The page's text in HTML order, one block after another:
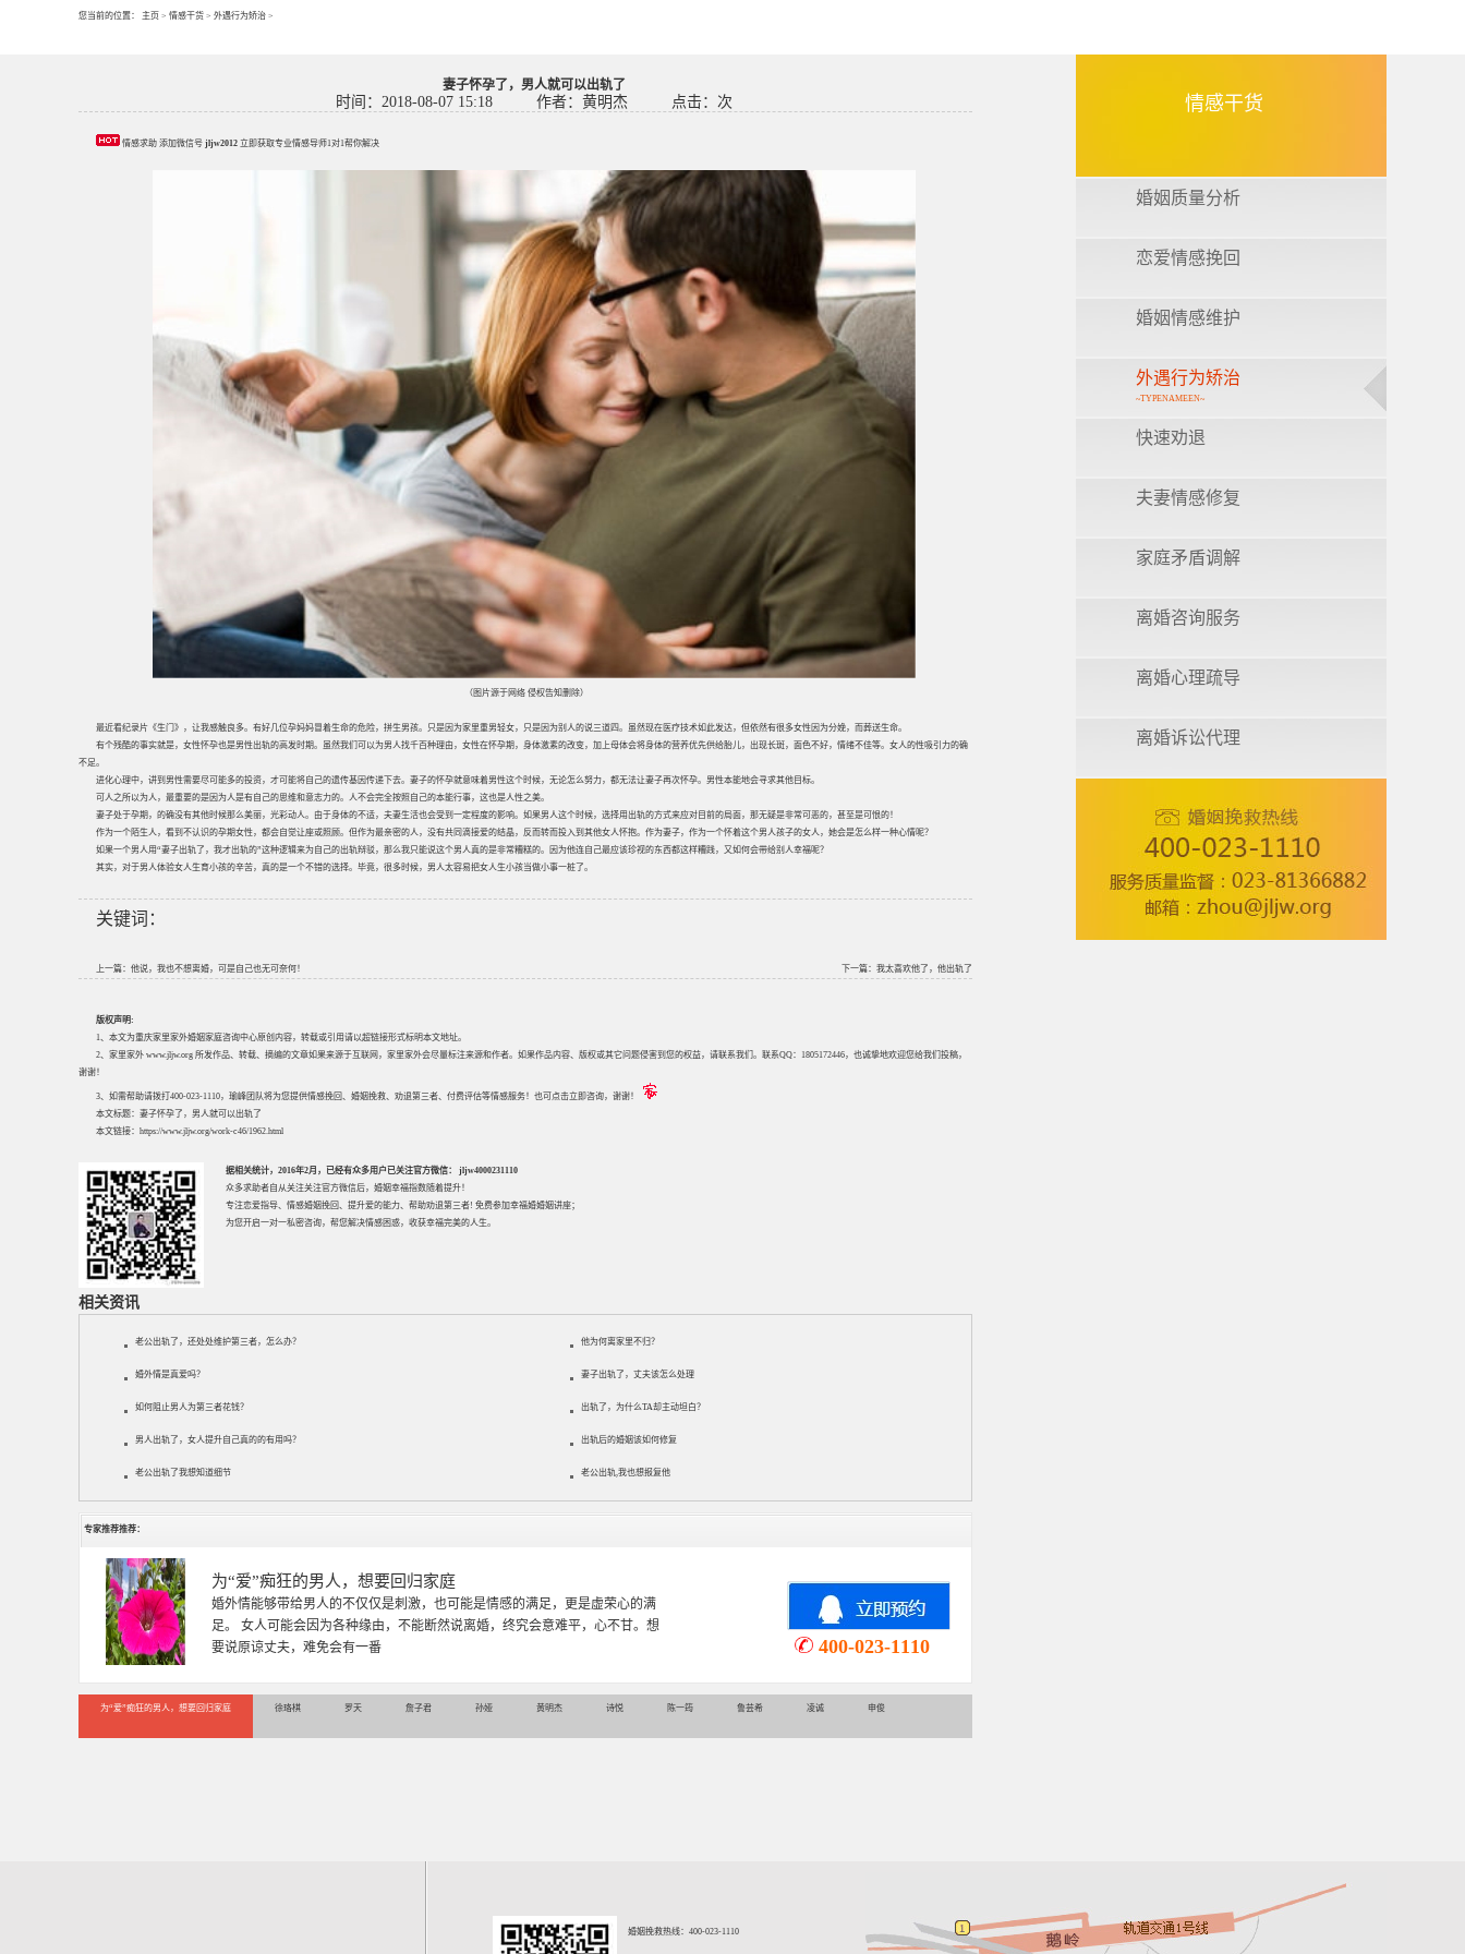
您当前的位置： 主页 > 情感干货 > 外遇行为矫治 >
妻子怀孕了，男人就可以出轨了
时间：2018-08-07 15:18 作者：黄明杰 点击： 次
情感求助 添加微信号 jljw2012 立即获取专业情感导师1对1帮你解决
（图片源于网络 侵权告知删除）
最近看纪录片《生门》，让我感触良多。有好几位孕妈妈冒着生命的危险，拼生男孩。只是因为家里重男轻女，只是因为别人的说三道四。虽然现在医疗技术如此发达，但依然有很多女性因为分娩，而葬送生命。
有个残酷的事实就是，女性怀孕也是男性出轨的高发时期。虽然我们可以为男人找千百种理由，女性在怀孕期，身体激素的改变，加上母体会将身体的营养优先供给胎儿，出现长斑，面色不好，情绪不佳等。女人的性吸引力的确
不足。
进化心理中，讲到男性需要尽可能多的投资，才可能将自己的遗传基因传递下去。妻子的怀孕就意味着男性这个时候，无论怎么努力，都无法让妻子再次怀孕。男性本能地会寻求其他目标。
可人之所以为人，最重要的是因为人是有自己的思维和意志力的。人不会完全按照自己的本能行事，这也是人性之美。
妻子处于孕期，的确没有其他时候那么美丽，光彩动人。由于身体的不适，夫妻生活也会受到一定程度的影响。如果男人这个时候，选择用出轨的方式来应对目前的局面，那无疑是非常可恶的，甚至是可恨的！
作为一个陌生人，看到不认识的孕期女性，都会自觉让座或照顾。但作为最亲密的人，没有共同滴接爱的结晶，反而转而投入到其他女人怀抱。作为妻子，作为一个怀着这个男人孩子的女人，她会是怎么样一种心情呢？
如果一个男人用“妻子出轨了，我才出轨的”这种逻辑来为自己的出轨辩驳，那么我只能说这个男人真的是非常糟糕的。因为他连自己最应该珍视的东西都这样糟践，又如何会带给别人幸福呢？
其实，对于男人体验女人生育小孩的辛苦，真的是一个不错的选择。毕竟，很多时候，男人太容易把女人生小孩当做小事一桩了。
关键词：
上一篇： 他说，我也不想离婚，可是自己也无可奈何！ 下一篇： 我太喜欢他了，他出轨了
版权声明:
1、本文为重庆家里家外婚姻家庭咨询中心原创内容，转载或引用请以超链接形式标明本文地址。
2、家里家外 www.jljw.org 所发作品、转载、摘编的文章如果来源于互联网，家里家外会尽量标注来源和作者。如果作品内容、版权或其它问题侵害到您的权益，请联系我们。联系QQ：1805172446，也诚挚地欢迎您给我们投稿，
谢谢！
3、如需帮助请拨打400-023-1110，瑜峰团队将为您提供情感挽回、婚姻挽救、劝退第三者、付费评估等情感服务！也可点击立即咨询，谢谢！
本文标题： 妻子怀孕了，男人就可以出轨了
本文链接： https://www.jljw.org/work-c46/1962.html
据相关统计，2016年2月，已经有众多用户已关注官方微信： jljw4000231110
众多求助者自从关注关注官方微信后，婚姻幸福指数随着提升！
专注恋爱指导、 情感婚姻挽回 、提升爱的能力、帮助劝退第三者! 免费参加幸福婚婚姻讲座；
为您开启一对一私密咨询，帮您解决情感困惑，收获幸福完美的人生。
相关资讯
老公出轨了，还处处维护第三者，怎么办？ 他为何离家里不归？
婚外情是真爱吗？ 妻子出轨了，丈夫该怎么处理
如何阻止男人为第三者花钱？ 出轨了，为什么TA却主动坦白？
男人出轨了，女人提升自己真的的有用吗？ 出轨后的婚姻该如何修复
老公出轨了我想知道细节 老公出轨,我也想报复他
专家推荐推荐：
徐珞棋
徐珞棋，婚姻家庭咨询师，毕业于重庆师范大学心理学专业，从事婚姻情感咨询
多年，对婚姻情感分析、恋爱择偶、夫妻关系，情感挽回、家庭关系等咨询超过
千小时，积累了丰富的咨
400-023-1110
为“爱”痴狂的男人，想要回归家庭 徐珞棋 罗天 詹子君 孙娅 黄明杰 诗悦 陈一筠 鲁芸希 凌诚 申俊
情感干货
婚姻质量分析
恋爱情感挽回
婚姻情感维护
外遇行为矫治
~TYPENAMEEN~
快速劝退
夫妻情感修复
家庭矛盾调解
离婚咨询服务
离婚心理疏导
离婚诉讼代理
婚姻挽救热线：400-023-1110